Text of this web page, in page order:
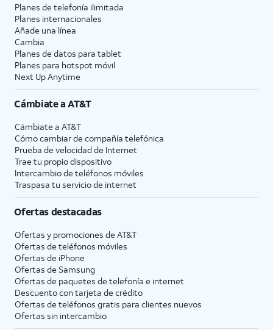
Planes de telefonía ilimitada
Planes internacionales
Añade una línea
Cambia
Planes de datos para tablet
Planes para hotspot móvil
Next Up Anytime
Cámbiate aAT&T
Cámbiate a AT&T
Cómo cambiar de compañía telefónica
Prueba de velocidad de Internet
Trae tu propio dispositivo
Intercambio de teléfonos móviles
Traspasa tu servicio de internet
Ofertas destacadas
Ofertas y promociones de AT&T
Ofertas de teléfonos móviles
Ofertas de iPhone
Ofertas de Samsung
Ofertas de paquetes de telefonía e internet
Descuento con tarjeta de crédito
Ofertas de teléfonos gratis para clientes nuevos
Ofertas sin intercambio